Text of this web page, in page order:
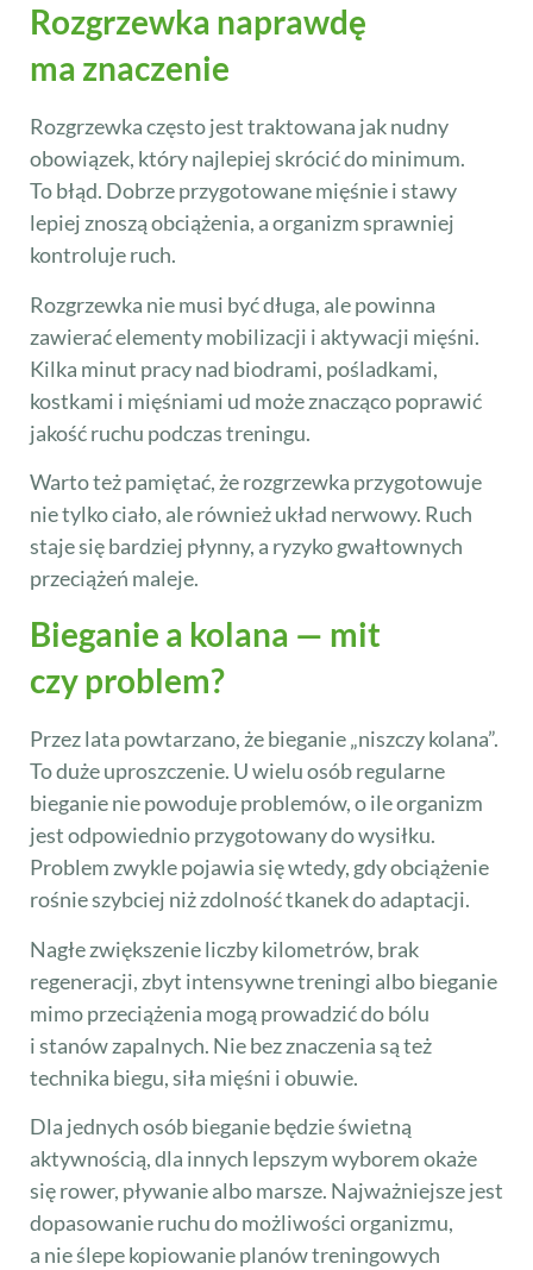
Rozgrzewka naprawdę
ma znaczenie
Rozgrzewka często jest traktowana jak nudny
obowiązek, który najlepiej skrócić do minimum.
To błąd. Dobrze przygotowane mięśnie i stawy
lepiej znoszą obciążenia, a organizm sprawniej
kontroluje ruch.
Rozgrzewka nie musi być długa, ale powinna
zawierać elementy mobilizacji i aktywacji mięśni.
Kilka minut pracy nad biodrami, pośladkami,
kostkami i mięśniami ud może znacząco poprawić
jakość ruchu podczas treningu.
Warto też pamiętać, że rozgrzewka przygotowuje
nie tylko ciało, ale również układ nerwowy. Ruch
staje się bardziej płynny, a ryzyko gwałtownych
przeciążeń maleje.
Bieganie a kolana — mit
czy problem?
Przez lata powtarzano, że bieganie „niszczy kolana”.
To duże uproszczenie. U wielu osób regularne
bieganie nie powoduje problemów, o ile organizm
jest odpowiednio przygotowany do wysiłku.
Problem zwykle pojawia się wtedy, gdy obciążenie
rośnie szybciej niż zdolność tkanek do adaptacji.
Nagłe zwiększenie liczby kilometrów, brak
regeneracji, zbyt intensywne treningi albo bieganie
mimo przeciążenia mogą prowadzić do bólu
i stanów zapalnych. Nie bez znaczenia są też
technika biegu, siła mięśni i obuwie.
Dla jednych osób bieganie będzie świetną
aktywnością, dla innych lepszym wyborem okaże
się rower, pływanie albo marsze. Najważniejsze jest
dopasowanie ruchu do możliwości organizmu,
a nie ślepe kopiowanie planów treningowych